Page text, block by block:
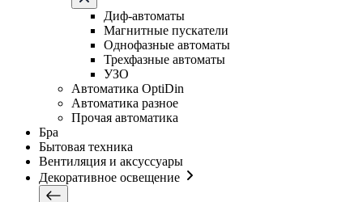
Диф-автоматы
Магнитные пускатели
Однофазные автоматы
Трехфазные автоматы
УЗО
Автоматика OptiDin
Автоматика разное
Прочая автоматика
Бра
Бытовая техника
Вентиляция и аксуссуары
Декоративное освещение